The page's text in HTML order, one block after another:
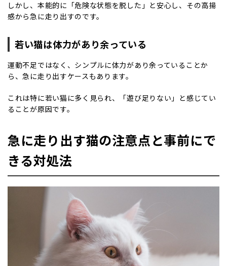
しかし、本能的に「危険な状態を脱した」と安心し、その高揚
感から急に走り出すのです。
若い猫は体力があり余っている
運動不足ではなく、シンプルに体力があり余っていることか
ら、急に走り出すケースもあります。
これは特に若い猫に多く見られ、「遊び足りない」と感じてい
ることが原因です。
急に走り出す猫の注意点と事前にで
きる対処法